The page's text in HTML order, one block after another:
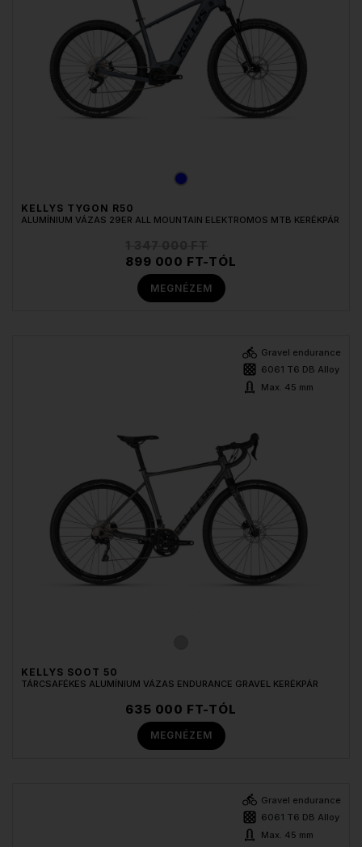
KELLYS TYGON R50
ALUMÍNIUM VÁZAS 29ER ALL MOUNTAIN ELEKTROMOS MTB KERÉKPÁR
899 000 FT-TÓL
MEGNÉZEM
Gravel endurance
6061 T6 DB Alloy
Max. 45 mm
KELLYS SOOT 50
TÁRCSAFÉKES ALUMÍNIUM VÁZAS ENDURANCE GRAVEL KERÉKPÁR
635 000 FT-TÓL
MEGNÉZEM
Gravel endurance
6061 T6 DB Alloy
Max. 45 mm